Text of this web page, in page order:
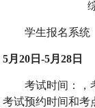
学生报名系统
5月20日-5月28日
考试时间：，考
考试预约时间和考